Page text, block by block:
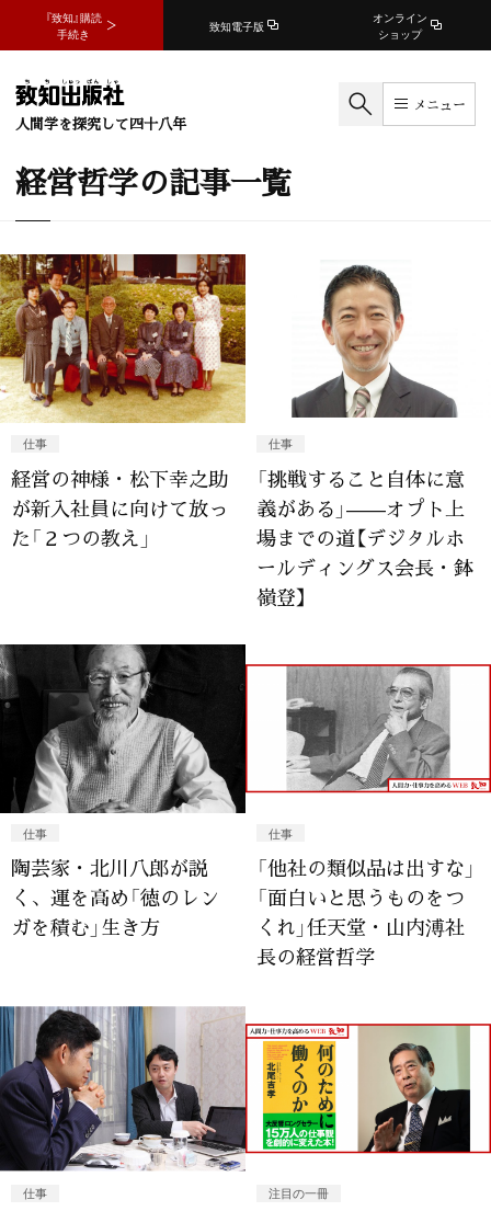
『致知』購読
手続き
致知電子版
オンライン
ショップ
人間学を探究して四十八年
メニュー
経営哲学の記事一覧
仕事
経営の神様・松下幸之助
が新入社員に向けて放っ
た「２つの教え」
仕事
「挑戦すること自体に意
義がある」——オプト上
場までの道【デジタルホ
ールディングス会長・鉢
嶺登】
仕事
陶芸家・北川八郎が説
く、運を高め「徳のレン
ガを積む」生き方
仕事
「他社の類似品は出すな」
「面白いと思うものをつ
くれ」任天堂・山内溥社
長の経営哲学
仕事 注目の一冊